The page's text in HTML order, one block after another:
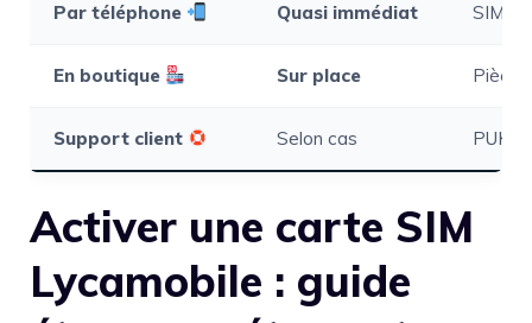
Par téléphone Quasi immédiat SIM
En boutique Sur place Pièce
Support client Selon cas PUK/
Activer une carte SIM
Lycamobile : guide